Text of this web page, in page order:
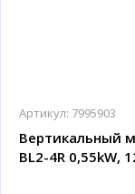
Артикул: 7995903
Вертикальный
BL2-4R 0,55kW,